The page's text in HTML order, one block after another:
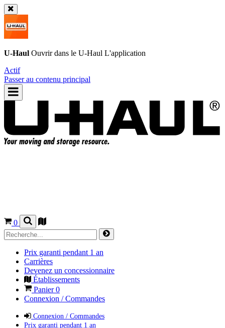
U-Haul Ouvrir dans le U-Haul L'application
Actif
Passer au contenu principal
0
Prix garanti pendant 1 an
Carrières
Devenez un concessionnaire
Établissements
Panier0
Connexion / Commandes
Connexion / Commandes
Prix garanti pendant 1 an